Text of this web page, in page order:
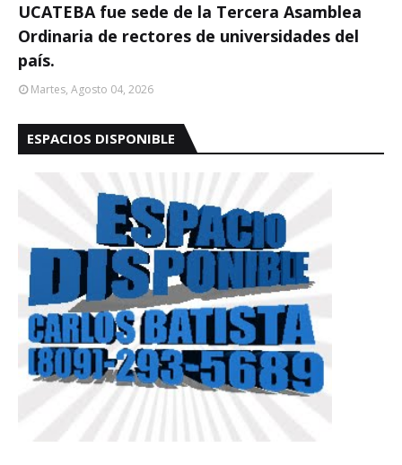
UCATEBA fue sede de la Tercera Asamblea
Ordinaria de rectores de universidades del
país.
Martes, Agosto 04, 2026
ESPACIOS DISPONIBLE